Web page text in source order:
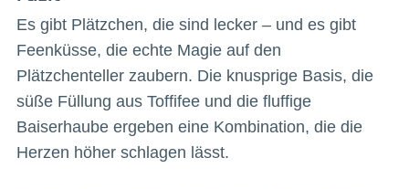
Es gibt Plätzchen, die sind lecker – und es gibt
Feenküsse, die echte Magie auf den
Plätzchenteller zaubern. Die knusprige Basis, die
süße Füllung aus Toffifee und die fluffige
Baiserhaube ergeben eine Kombination, die die
Herzen höher schlagen lässt.